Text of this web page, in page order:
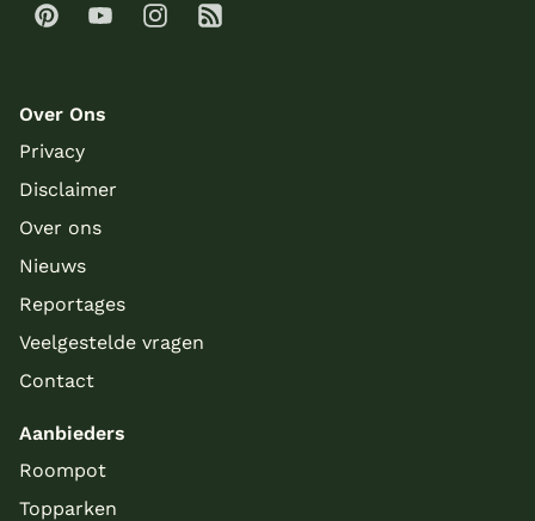
Over Ons
Privacy
Disclaimer
Over ons
Nieuws
Reportages
Veelgestelde vragen
Contact
Aanbieders
Roompot
Topparken